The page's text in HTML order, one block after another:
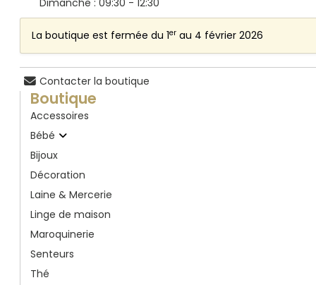
La boutique est fermée du 1er au 4 février 2026
Contacter la boutique
Boutique
Accessoires
Bébé
Bijoux
Décoration
Laine & Mercerie
Linge de maison
Maroquinerie
Senteurs
Thé